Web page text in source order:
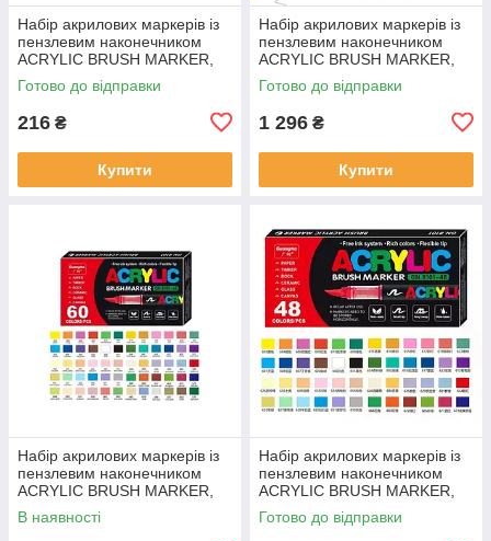
Набір акрилових маркерів із
пензлевим наконечником
ACRYLIC BRUSH MARKER,
12 кольорів, DMX-2025A-12
Готово до відправки
216 ₴
Купити
Набір акрилових маркерів із
пензлевим наконечником
ACRYLIC BRUSH MARKER,
72 кольори, DMX-2025A-72
Готово до відправки
1 296 ₴
Купити
Набір акрилових маркерів із
пензлевим наконечником
ACRYLIC BRUSH MARKER,
60 кольорів, DMX-2025A-60
В наявності
Набір акрилових маркерів із
пензлевим наконечником
ACRYLIC BRUSH MARKER,
48 кольорів, DMX-2025A-48
Готово до відправки